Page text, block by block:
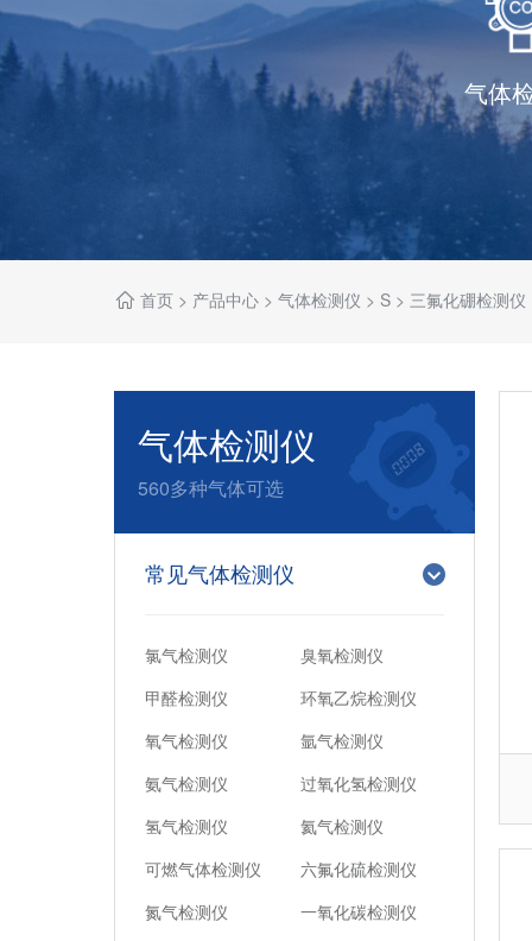
气体
首页 > 产品中心 > 气体检测仪 > S > 三氟化硼检测仪
气体检测仪
560多种气体可选
常见气体检测仪
氯气检测仪
臭氧检测仪
甲醛检测仪
环氧乙烷检测仪
氧气检测仪
氩气检测仪
氨气检测仪
过氧化氢检测仪
氢气检测仪
氦气检测仪
可燃气体检测仪
六氟化硫检测仪
氮气检测仪
一氧化碳检测仪